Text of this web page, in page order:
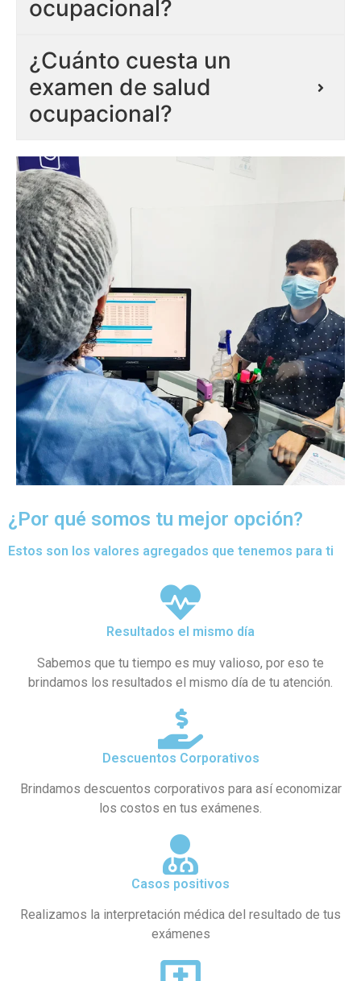
ocupacional?
¿Cuánto cuesta un
examen de salud
ocupacional?
¿Por qué somos tu mejor opción?
Estos son los valores agregados que tenemos para ti
Resultados el mismo día
Sabemos que tu tiempo es muy valioso, por eso te
brindamos los resultados el mismo día de tu atención.
Descuentos Corporativos
Brindamos descuentos corporativos para así economizar
los costos en tus exámenes.
Casos positivos
Realizamos la interpretación médica del resultado de tus
exámenes